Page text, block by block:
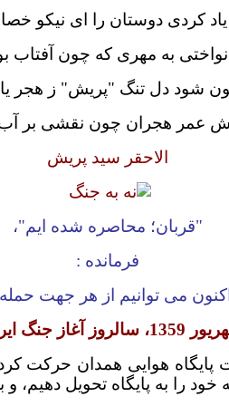
یاد کردی دوستان را ای نیکو
نواختی به مهری که چون آفتاب
شود دل تنگ "پریش" ز هجر
عمر هجران چون نقشی بر آب
الاحقر سید پریش
"قربان؛ محاصره شده ایم"،
فرمانده :
اکنون می توانیم از هر جهت
01 تهران به سمت پایگاه هوایی
خود را به پایگاه تحویل دهیم،